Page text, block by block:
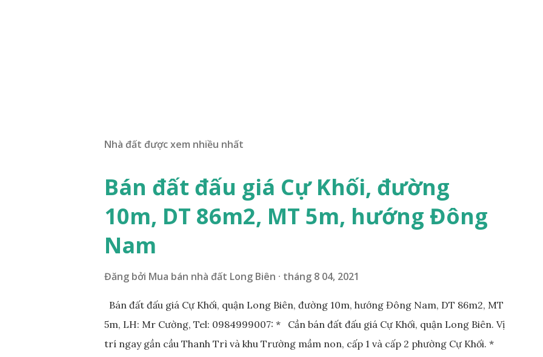
Nhà đất được xem nhiều nhất
Bán đất đấu giá Cự Khối, đường
10m, DT 86m2, MT 5m, hướng Đông
Nam
Đăng bởi Mua bán nhà đất Long Biên tháng 8 04, 2021
Bán đất đấu giá Cự Khối, quận Long Biên, đường 10m, hướng Đông Nam, DT 86m2, MT
5m, LH: Mr Cường, Tel: 0984999007: * Cần bán đất đấu giá Cự Khối, quận Long Biên. Vị
trí ngay gần cầu Thanh Trì và khu Trường mầm non, cấp 1 và cấp 2 phường Cự Khối. *